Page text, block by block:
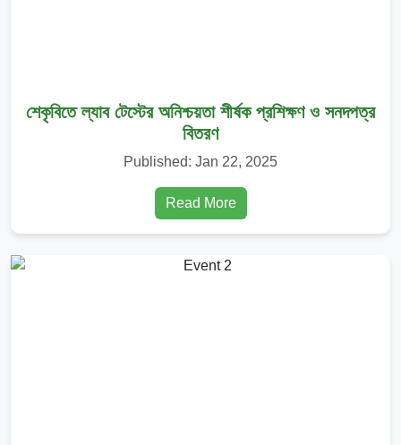
শেকৃবিতে ল্যাব টেস্টের অনিশ্চয়তা শীর্ষক প্রশিক্ষণ ও সনদপত্র
বিতরণ
Published: Jan 22, 2025
Read More